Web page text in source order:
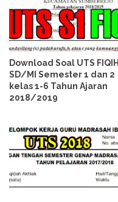
Download Soal UTS FIQIH
SD/MI Semester 1 dan 2
kelas 1-6 Tahun Ajaran
2018/2019